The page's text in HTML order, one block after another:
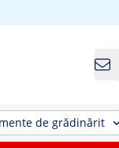
de grădinărit